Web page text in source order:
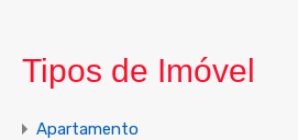
Tipos de Imóvel
Apartamento